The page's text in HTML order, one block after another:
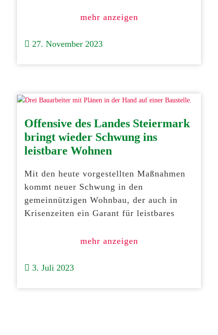
mehr anzeigen
27. November 2023
Offensive des Landes Steiermark
bringt wieder Schwung ins
leistbare Wohnen
Mit den heute vorgestellten Maßnahmen
kommt neuer Schwung in den
gemeinnützigen Wohnbau, der auch in
Krisenzeiten ein Garant für leistbares
mehr anzeigen
3. Juli 2023